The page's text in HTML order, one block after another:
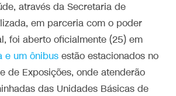
através da Secretaria de
em parceria com o poder
foi aberto oficialmente (25) em
e um ônibus estão estacionados no
de Exposições, onde atenderão
das Unidades Básicas de